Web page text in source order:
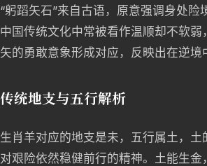
“躬蹈矢石”来自古语，原意强调身处
中国传统文化中常被看作温顺却不软
矢的勇敢意象形成对应，反映出在逆境
传统地支与五行解析
生肖羊对应的地支是未，五行属土，
对艰险依然稳健前行的精神。土能生